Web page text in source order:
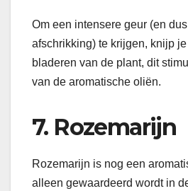
Om een intensere geur (en
afschrikking) te krijgen, knijp
bladeren van de plant, dit
van de aromatische oliën.
7. Rozemarijn
Rozemarijn is nog een
alleen gewaardeerd wordt in